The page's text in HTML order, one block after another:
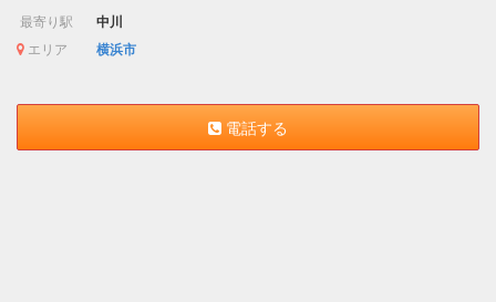
最寄り駅 中川
エリア 横浜市
電話する